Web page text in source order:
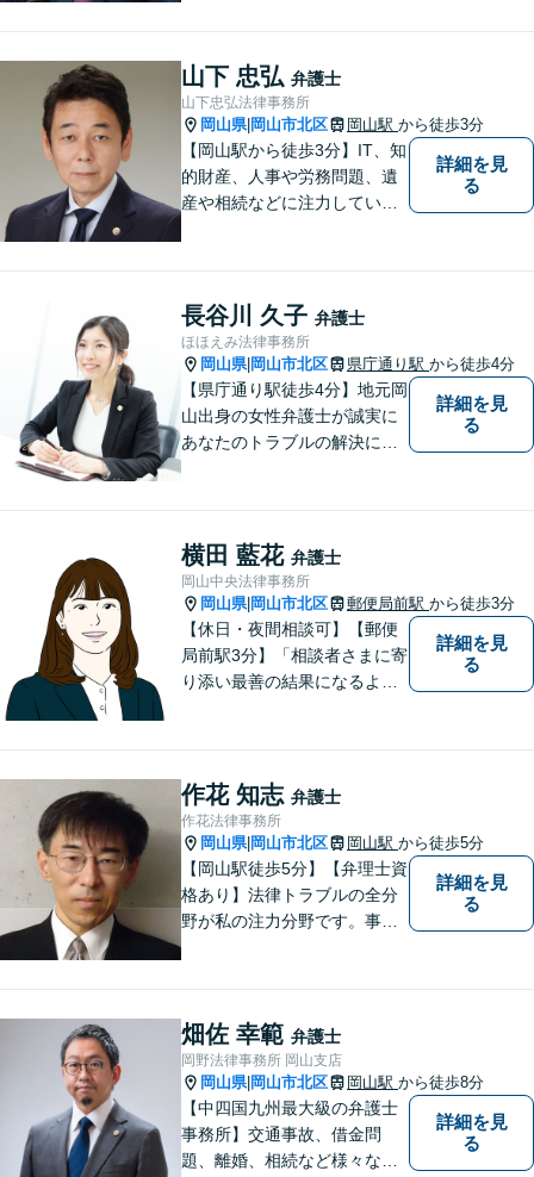
山下 忠弘 弁護士
山下忠弘法律事務所
岡山県| 岡山市北区 岡山駅 から徒歩3分
【岡山駅から徒歩3分】IT、知
的財産、人事や労務問題、遺
産や相続などに注力していま
相談ください。依頼者さまの
サポートができるよう努めて
まいります。
詳細を見
る
長谷川 久子 弁護士
ほほえみ法律事務所
岡山県| 岡山市北区 県庁通り駅 から徒歩4分
【県庁通り駅徒歩4分】地元岡
山出身の女性弁護士が誠実に
あなたのトラブルの解決に向
詳細を見
る
横田 藍花 弁護士
岡山中央法律事務所
岡山県| 岡山市北区 郵便局前駅 から徒歩3分
【休日・夜間相談可】【郵便
局前駅3分】「相談者さまに寄
り添い最善の結果になるよう
よる不当な取り調べや身体拘
束から、依頼者さまの利益を
守ります【完全個室相談】
詳細を見
る
作花 知志 弁護士
作花法律事務所
岡山県| 岡山市北区 岡山駅 から徒歩5分
【岡山駅徒歩5分】【弁理士資
格あり】法律トラブルの全分
野が私の注力分野です。事務
ラス対応】【後払い対応】
【日弁連国際人権問題委員会
所属】お困りの方は、お気軽
にご相談下さい。
詳細を見
る
畑佐 幸範 弁護士
岡野法律事務所 岡山支店
岡山県| 岡山市北区 岡山駅 から徒歩8分
【中四国九州最大級の弁護士
事務所】交通事故、借金問
題、離婚、相続など様々な問
詳細を見
る